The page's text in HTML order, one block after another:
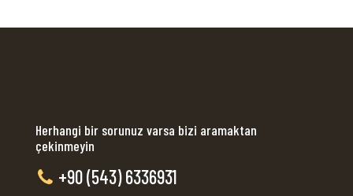
Herhangi bir sorunuz varsa bizi aramaktan
çekinmeyin
+90 (543) 6336931